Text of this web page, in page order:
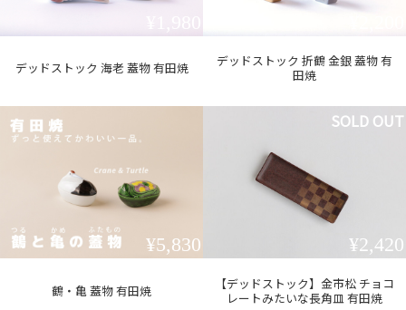
デッドストック 海老 蓋物 有田焼
デッドストック 折鶴 金銀 蓋物 有
田焼
鶴・亀 蓋物 有田焼
¥5,830
【デッドストック】金市松 チョコ
レートみたいな長角皿 有田焼
¥2,420
SOLD OUT